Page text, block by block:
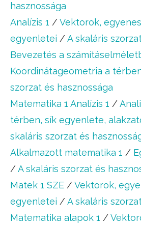
hasznossága
Analízis 1 / Vektorok,
egyenletei / A skaláris
Bevezetés a
Koordinátageometria a
szorzat és hasznossága
Matematika 1 Analízis 1 /
térben, sík egyenlete,
skaláris szorzat és
Alkalmazott matematika 1 /
/ A skaláris szorzat és
Matek 1 SZE / Vektorok,
egyenletei / A skaláris
Matematika alapok 1 /